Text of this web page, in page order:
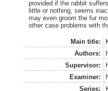
provided if the rabbit
little or nothing, seems
may even groom the fur
other case problems with
Main title:
Authors:
Supervisor:
Examiner:
Series: